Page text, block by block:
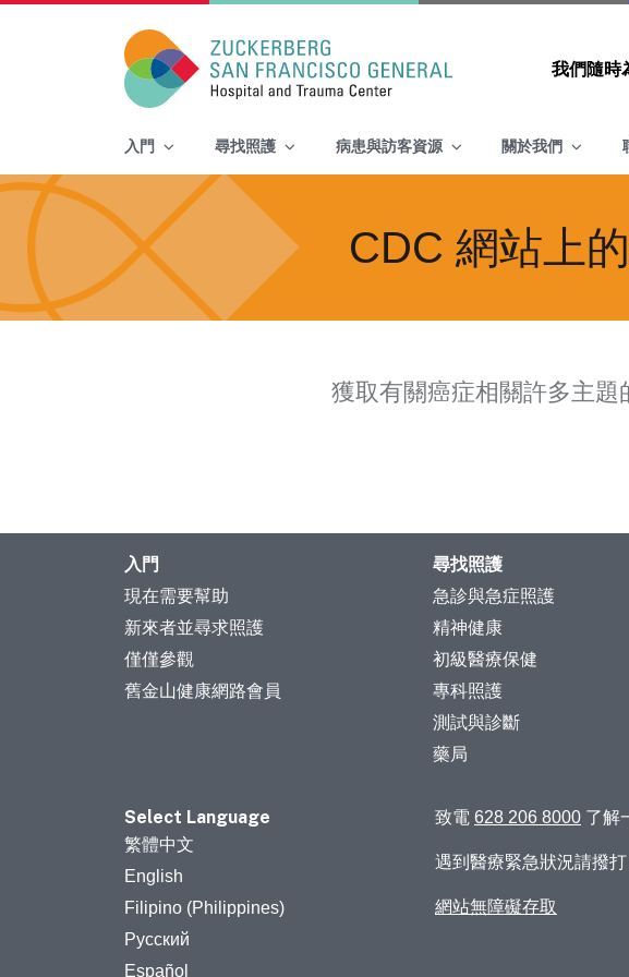
Skip to content
Main Navigation
我們隨時
入門 尋找照護 病患與訪客資源 關於我們
CDC 網站上
獲取有關癌症相關許多主題
入門
現在需要幫助
新來者並尋求照護
僅僅參觀
舊金山健康網路會員
尋找照護
急診與急症照護
精神健康
初級醫療保健
專科照護
測試與診斷
藥局
Select Language
繁體中文
English
Filipino (Philippines)
Русский
Español
致電 628 206 8000 了解
遇到醫療緊急狀況請撥打
網站無障礙存取